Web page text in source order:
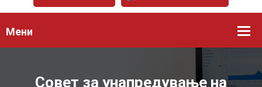
Мени
Совет за унапредување на